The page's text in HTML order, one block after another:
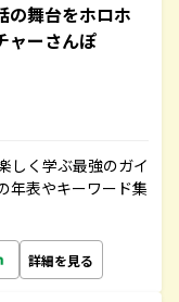
舞台をホロホ
ーさんぽ
しく学ぶ最強のガイ
年表やキーワード集
詳細を見る